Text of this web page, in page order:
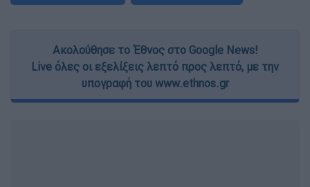
Ακολούθησε το Έθνος στο Google News!
Live όλες οι εξελίξεις λεπτό προς λεπτό, με την
υπογραφή του www.ethnos.gr